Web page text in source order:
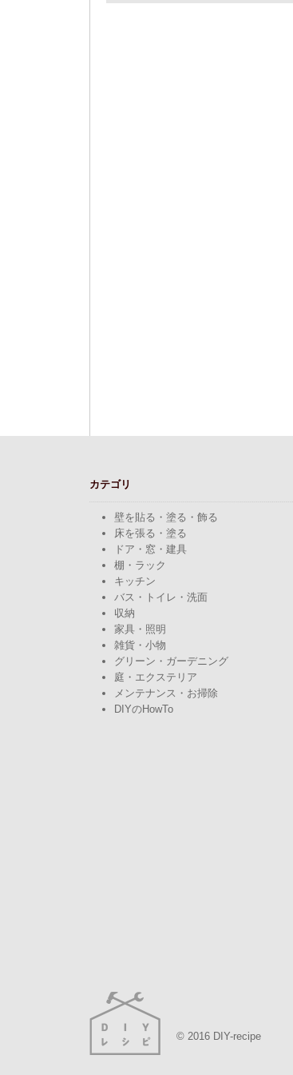
カテゴリ
壁を貼る・塗る・飾る
床を張る・塗る
ドア・窓・建具
棚・ラック
キッチン
バス・トイレ・洗面
収納
家具・照明
雑貨・小物
グリーン・ガーデニング
庭・エクステリア
メンテナンス・お掃除
DIYのHowTo
© 2016 DIY-recipe